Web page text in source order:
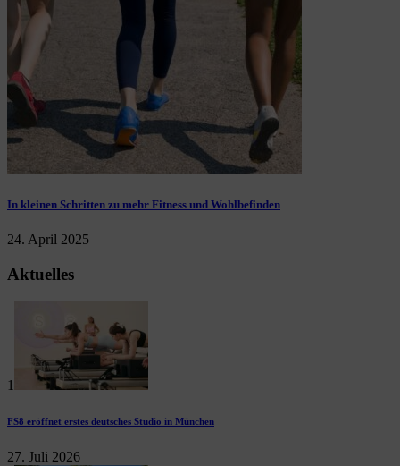
In kleinen Schritten zu mehr Fitness und Wohlbefinden
24. April 2025
Aktuelles
1
FS8 eröffnet erstes deutsches Studio in München
27. Juli 2026